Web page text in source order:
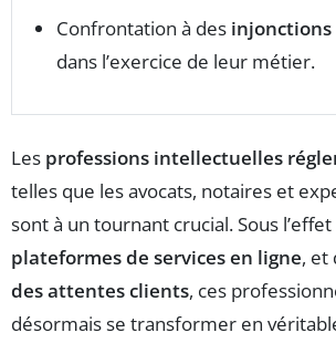
Confrontation à des injonctions
dans l’exercice de leur métier.
Les professions intellectuelles
telles que les avocats, notaires et
sont à un tournant crucial. Sous l’effet
plateformes de services en ligne, et
des attentes clients, ces
désormais se transformer en